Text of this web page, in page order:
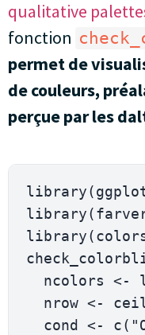
qualitative
fonction
permet de
de couleurs,
perçue par les
library(
library(
library(
  ncolors
<-
  nrow
<-
  cond
<- c(